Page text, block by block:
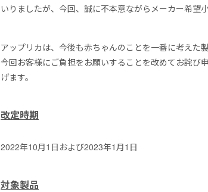
いりましたが、今回、誠に不本意ながらメーカー希望
アップリカは、今後も赤ちゃんのことを一番に考えた
今回お客様にご負担をお願いすることを改めてお詫び
げます。
改定時期
2022年10月1日および2023年1月1日
対象製品